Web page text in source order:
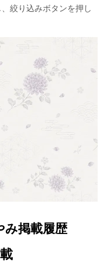
絞り込みボタンを押し
み掲載履歴